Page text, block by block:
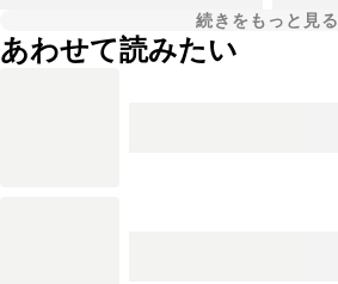
続きをもっと見る
あわせて読みたい